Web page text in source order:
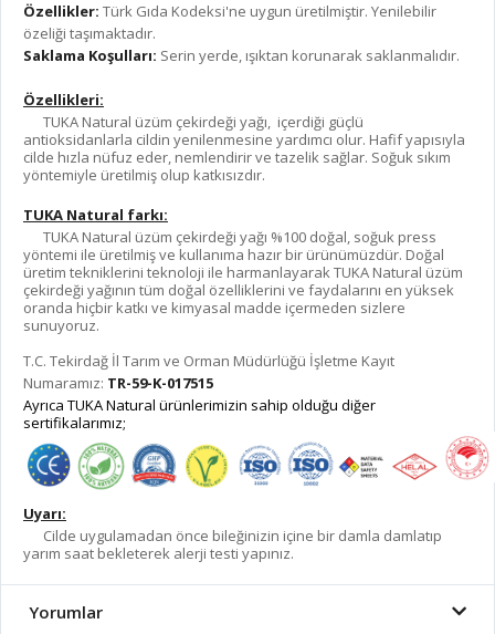
Özellikler: Türk Gıda Kodeksi'ne uygun üretilmiştir. Yenilebilir
özeliği taşımaktadır.
Saklama Koşulları: Serin yerde, ışıktan korunarak saklanmalıdır.
Özellikleri:
TUKA Natural üzüm çekirdeği yağı, içerdiği güçlü
antioksidanlarla cildin yenilenmesine yardımcı olur. Hafif yapısıyla
cilde hızla nüfuz eder, nemlendirir ve tazelik sağlar. Soğuk sıkım
yöntemiyle üretilmiş olup katkısızdır.
TUKA Natural farkı:
TUKA Natural üzüm çekirdeği yağı %100 doğal, soğuk press
yöntemi ile üretilmiş ve kullanıma hazır bir ürünümüzdür. Doğal
üretim tekniklerini teknoloji ile harmanlayarak TUKA Natural üzüm
çekirdeği yağının tüm doğal özelliklerini ve faydalarını en yüksek
oranda hiçbir katkı ve kimyasal madde içermeden sizlere
sunuyoruz.
T.C. Tekirdağ İl Tarım ve Orman Müdürlüğü İşletme Kayıt
Numaramız: TR-59-K-017515
Ayrıca TUKA Natural ürünlerimizin sahip olduğu diğer
sertifikalarımız;
Uyarı:
Cilde uygulamadan önce bileğinizin içine bir damla damlatıp
yarım saat bekleterek alerji testi yapınız.
Yorumlar